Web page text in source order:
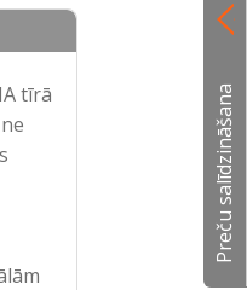
Preču salīdzināšana
tīrā